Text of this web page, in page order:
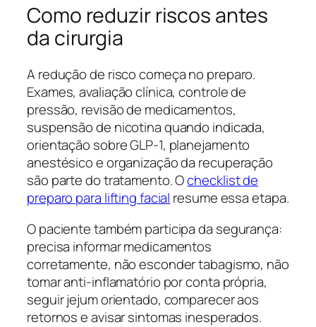
Como reduzir riscos antes
da cirurgia
A redução de risco começa no preparo.
Exames, avaliação clínica, controle de
pressão, revisão de medicamentos,
suspensão de nicotina quando indicada,
orientação sobre GLP-1, planejamento
anestésico e organização da recuperação
são parte do tratamento. Ochecklist de
preparo para lifting facial resume essa etapa.
O paciente também participa da segurança:
precisa informar medicamentos
corretamente, não esconder tabagismo, não
tomar anti-inflamatório por conta própria,
seguir jejum orientado, comparecer aos
retornos e avisar sintomas inesperados.